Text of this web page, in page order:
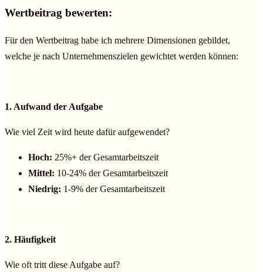
Wertbeitrag bewerten:
Für den Wertbeitrag habe ich mehrere Dimensionen gebildet,
welche je nach Unternehmenszielen gewichtet werden können:
1. Aufwand der Aufgabe
Wie viel Zeit wird heute dafür aufgewendet?
Hoch: 25%+ der Gesamtarbeitszeit
Mittel: 10-24% der Gesamtarbeitszeit
Niedrig: 1-9% der Gesamtarbeitszeit
2. Häufigkeit
Wie oft tritt diese Aufgabe auf?